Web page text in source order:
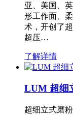
亚、美国、
形工作面、
术，开创了
超压…
了解详情
LUM 超细
超细立式磨